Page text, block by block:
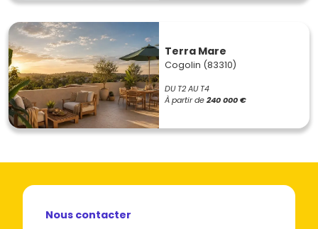
Terra Mare
Cogolin (83310)
DU T2 AU T4
À partir de240 000 €
Nous contacter